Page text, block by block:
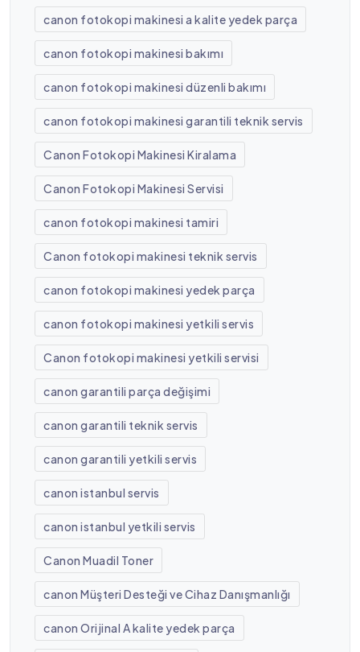
canon fotokopi makinesi a kalite yedek parça
canon fotokopi makinesi bakımı
canon fotokopi makinesi düzenli bakımı
canon fotokopi makinesi garantili teknik servis
Canon Fotokopi Makinesi Kiralama
Canon Fotokopi Makinesi Servisi
canon fotokopi makinesi tamiri
Canon fotokopi makinesi teknik servis
canon fotokopi makinesi yedek parça
canon fotokopi makinesi yetkili servis
Canon fotokopi makinesi yetkili servisi
canon garantili parça değişimi
canon garantili teknik servis
canon garantili yetkili servis
canon istanbul servis
canon istanbul yetkili servis
Canon Muadil Toner
canon Müşteri Desteği ve Cihaz Danışmanlığı
canon Orijinal A kalite yedek parça